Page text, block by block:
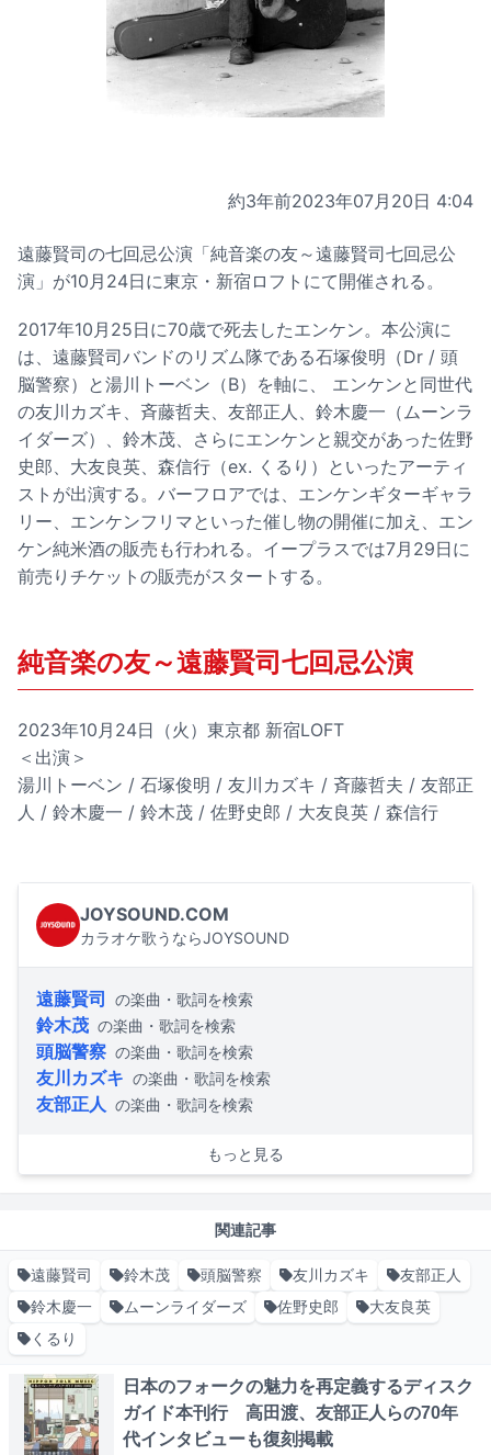
約3年前2023年07月20日 4:04
遠藤賢司の七回忌公演「純音楽の友～遠藤賢司七回忌公
演」が10月24日に東京・新宿ロフトにて開催される。
2017年10月25日に70歳で死去したエンケン。本公演に
は、遠藤賢司バンドのリズム隊である石塚俊明（Dr / 頭
脳警察）と湯川トーベン（B）を軸に、 エンケンと同世代
の友川カズキ、斉藤哲夫、友部正人、鈴木慶一（ムーンラ
イダーズ）、鈴木茂、さらにエンケンと親交があった佐野
史郎、大友良英、森信行（ex. くるり）といったアーティ
ストが出演する。バーフロアでは、エンケンギターギャラ
リー、エンケンフリマといった催し物の開催に加え、エン
ケン純米酒の販売も行われる。イープラスでは7月29日に
前売りチケットの販売がスタートする。
純音楽の友～遠藤賢司七回忌公演
2023年10月24日（火）東京都 新宿LOFT
＜出演＞
湯川トーベン / 石塚俊明 / 友川カズキ / 斉藤哲夫 / 友部正
人 / 鈴木慶一 / 鈴木茂 / 佐野史郎 / 大友良英 / 森信行
JOYSOUND.COM
カラオケ歌うならJOYSOUND
遠藤賢司 の楽曲・歌詞を検索
鈴木茂 の楽曲・歌詞を検索
頭脳警察 の楽曲・歌詞を検索
友川カズキ の楽曲・歌詞を検索
友部正人 の楽曲・歌詞を検索
もっと見る
関連記事
遠藤賢司 鈴木茂 頭脳警察 友川カズキ
友部正人
鈴木慶一
ムーンライダーズ 佐野史郎
大友良英
くるり
日本のフォークの魅力を再定義するディスク
ガイド本刊行 高田渡、友部正人らの70年
代インタビューも復刻掲載